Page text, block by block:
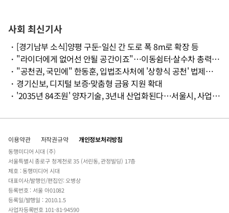
사회 최신기사
・ [경기남부 소식]양평 구둔-일신 간 도로 폭 8m로 확장 등
・
"라이더에게 없어선 안될 공간이죠"…이동쉼터·살수차 총력 대응
・
"공천권, 국민에" 한동훈, 입법조사처에 '상향식 공천' 법제화 검토 의뢰
・ 경기신보, 디지털 보증·맞춤형 금융 지원 확대
・
'2035년 84조원' 양자기술, 3년내 산업화된다…서울시, 사업화 지원
이용약관 저작권규약 개인정보처리방침
동행미디어 시대 (주)
서울특별시 종로구 청계천로 35 (서린동, 관정빌딩) 17층
제호 : 동행미디어 시대
대표이사/발행인/편집인: 오병상
등록번호 : 서울 아01082
등록일/발행일 : 2010.1.5
사업자등록번호 101-81-94590